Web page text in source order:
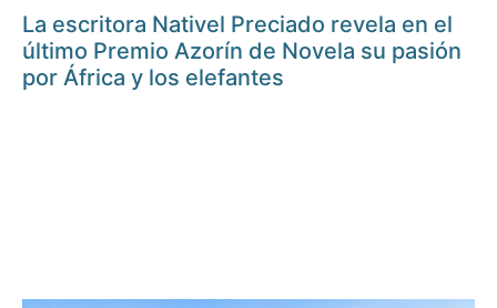
La escritora Nativel Preciado revela en el
último Premio Azorín de Novela su pasión
por África y los elefantes